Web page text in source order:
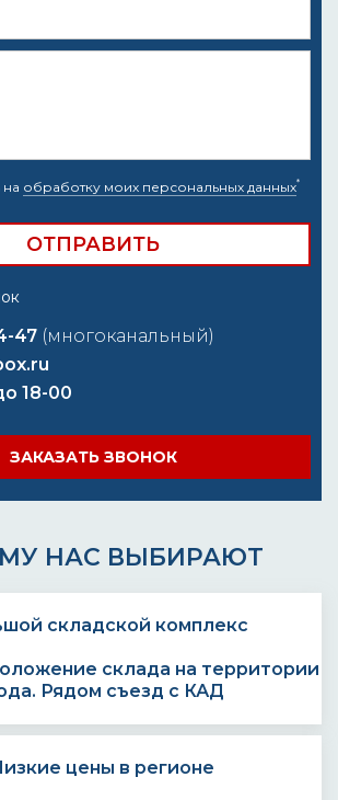
обработку моих персональных данных*
47 (многоканальный)
18-00
ЗАКАЗАТЬ ЗВОНОК
НАС ВЫБИРАЮТ
склада на территории
Рядом съезд с КАД